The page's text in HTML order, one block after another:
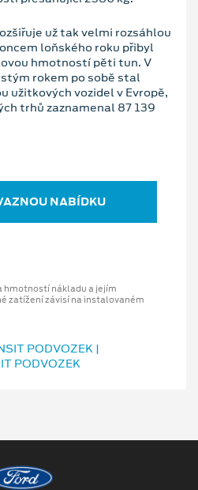
už tak velmi rozsáhlou
loňského roku přibyl
hmotností pěti tun. V
rokem po sobě stal
užitkových vozidel v Evropě,
trhů zaznamenal 87 139
NABÍDKU
hmotností nákladu a jejím
zatížení závisí na instalovaném